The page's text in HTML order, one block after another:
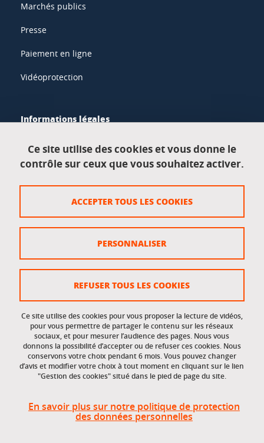
Marchés publics
Presse
Paiement en ligne
Vidéoprotection
Informations légales
Données personnelles
Crédits
Gestion des cookies
Accessibilité : non conforme
Accès réservés
Intranet des étudiants et des personnels
Ce site utilise des cookies et vous donne le
contrôle sur ceux que vous souhaitez activer.
Ce site utilise des cookies pour vous proposer la lecture de vidéos,
pour vous permettre de partager le contenu sur les réseaux
sociaux, et pour mesurer l’audience des pages. Nous vous
donnons la possibilité d’accepter ou de refuser ces cookies. Nous
conservons votre choix pendant 6 mois. Vous pouvez changer
d’avis et modifier votre choix à tout moment en cliquant sur le lien
"Gestion des cookies" situé dans le pied de page du site.
En savoir plus sur notre politique de protection
des données personnelles
ACCEPTER TOUS LES COOKIES
REFUSER TOUS LES COOKIES
PERSONNALISER